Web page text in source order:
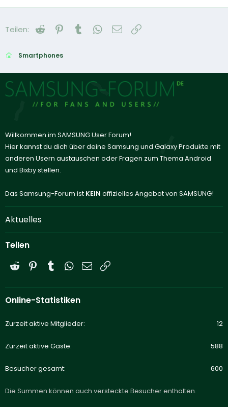
Teilen: Reddit Pinterest
Tumblr WhatsApp
E-Mail
Smartphones
Willkommen im SAMSUNG User Forum!
Hier kannst du dich über deine Samsung und Galaxy Produkte mit
anderen Usern austauschen oder Fragen zum Thema Android
und Bixby stellen.
Das Samsung-Forum ist KEIN offizielles Angebot von SAMSUNG!
Aktuelles
Teilen
Reddit PinterestTumblrWhatsApp
E-Mail
Online-Statistiken
Zurzeit aktive Mitglieder 12
Zurzeit aktive Gäste 588
Besucher gesamt 600
Die Summen können auch versteckte Besucher enthalten.